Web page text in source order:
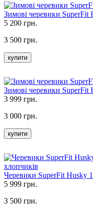
Зимові черевики SuperFit
5 200 грн.
3 500 грн.
купити
Зимові черевики SuperFit
3 999 грн.
3 000 грн.
купити
Черевики SuperFit Husky
5 999 грн.
3 500 грн.